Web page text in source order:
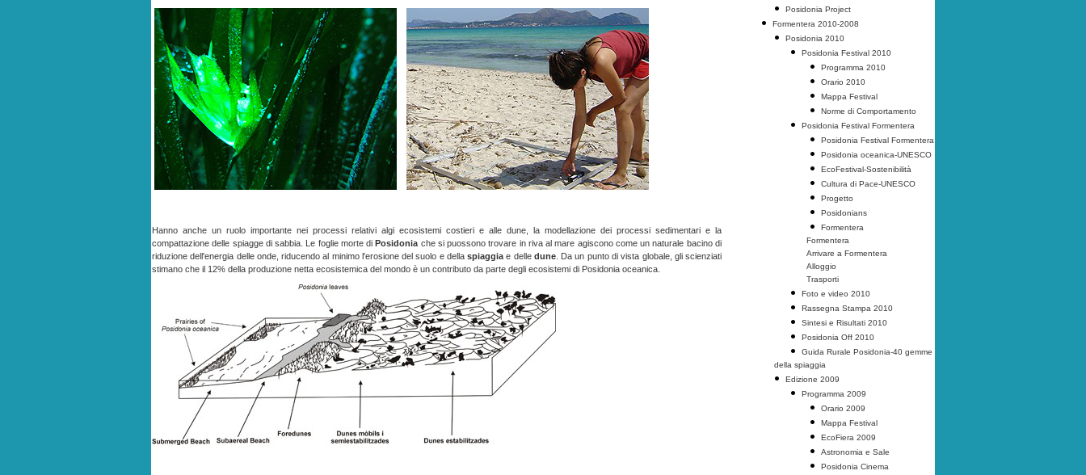
Hanno anche un ruolo importante nei processi relativi algi ecosistemi costieri e alle dune, la modellazione dei processi sedimentari e la
compattazione delle spiagge di sabbia. Le foglie morte diPosidonia che si puossono trovare in riva al mare agiscono come un naturale bacino di
riduzione dell'energia delle onde, riducendo al minimo l'erosione del suolo e dellaspiaggia e delle dune. Da un punto di vista globale, gli scienziati
stimano che il 12% della produzione netta ecosistemica del mondo è un contributo da parte degli ecosistemi di Posidonia oceanica.
Posidonia Project
Formentera 2010-2008
Posidonia 2010
Posidonia Festival 2010
Programma 2010
Orario 2010
Mappa Festival
Norme di Comportamento
Posidonia Festival Formentera
Posidonia Festival Formentera
Posidonia oceanica-UNESCO
EcoFestival-Sostenibilità
Cultura di Pace-UNESCO
Progetto
Posidonians
Formentera
Formentera
Arrivare a Formentera
Alloggio
Trasporti
Foto e video 2010
Rassegna Stampa 2010
Sintesi e Risultati 2010
Posidonia Off 2010
Guida Rurale Posidonia-40 gemme
della spiaggia
Edizione 2009
Programma 2009
Orario 2009
Mappa Festival
EcoFiera 2009
Astronomia e Sale
Posidonia Cinema